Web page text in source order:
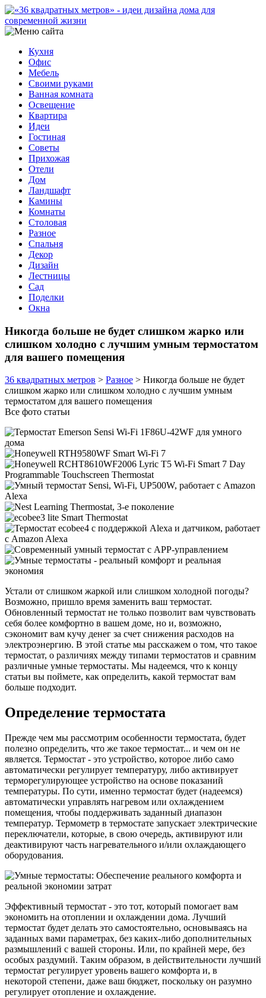
Кухня
Офис
Мебель
Своими руками
Ванная комната
Освещение
Квартира
Идеи
Гостиная
Советы
Прихожая
Отели
Дом
Ландшафт
Камины
Комнаты
Столовая
Разное
Спальня
Декор
Дизайн
Лестницы
Сад
Поделки
Окна
Никогда больше не будет слишком жарко или
слишком холодно с лучшим умным термостатом
для вашего помещения
36 квадратных метров > Разное > Никогда больше не будет
слишком жарко или слишком холодно с лучшим умным
термостатом для вашего помещения
Все фото статьи
Устали от слишком жаркой или слишком холодной погоды?
Возможно, пришло время заменить ваш термостат.
Обновленный термостат не только позволит вам чувствовать
себя более комфортно в вашем доме, но и, возможно,
сэкономит вам кучу денег за счет снижения расходов на
электроэнергию. В этой статье мы расскажем о том, что такое
термостат, о различиях между типами термостатов и сравним
различные умные термостаты. Мы надеемся, что к концу
статьи вы поймете, как определить, какой термостат вам
больше подходит.
Определение термостата
Прежде чем мы рассмотрим особенности термостата, будет
полезно определить, что же такое термостат... и чем он не
является. Термостат - это устройство, которое либо само
автоматически регулирует температуру, либо активирует
терморегулирующее устройство на основе показаний
температуры. По сути, именно термостат будет (надеемся)
автоматически управлять нагревом или охлаждением
помещения, чтобы поддерживать заданный диапазон
температур. Термометр в термостате запускает электрические
переключатели, которые, в свою очередь, активируют или
деактивируют часть нагревательного и/или охлаждающего
оборудования.
Эффективный термостат - это тот, который помогает вам
экономить на отоплении и охлаждении дома. Лучший
термостат будет делать это самостоятельно, основываясь на
заданных вами параметрах, без каких-либо дополнительных
размышлений с вашей стороны. Или, по крайней мере, без
особых раздумий. Таким образом, в действительности лучший
термостат регулирует уровень вашего комфорта и, в
некоторой степени, даже ваш бюджет, поскольку он разумно
регулирует отопление и охлаждение.